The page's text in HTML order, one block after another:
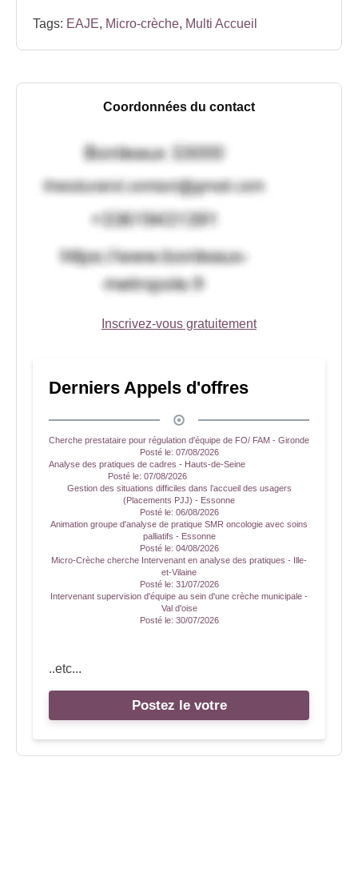
Tags: EAJE, Micro-crèche, Multi Accueil
Coordonnées du contact
Inscrivez-vous gratuitement
Derniers Appels d'offres
Cherche prestataire pour régulation d'équipe de FO/ FAM - Gironde
Posté le: 07/08/2026
Analyse des pratiques de cadres - Hauts-de-Seine
Posté le: 07/08/2026
Gestion des situations difficiles dans l’accueil des usagers
(Placements PJJ) - Essonne
Posté le: 06/08/2026
Animation groupe d'analyse de pratique SMR oncologie avec soins
palliatifs - Essonne
Posté le: 04/08/2026
Micro-Crèche cherche Intervenant en analyse des pratiques - Ille-
et-Vilaine
Posté le: 31/07/2026
Intervenant supervision d'équipe au sein d'une crèche municipale -
Val d'oise
Posté le: 30/07/2026
..etc...
Postez le votre